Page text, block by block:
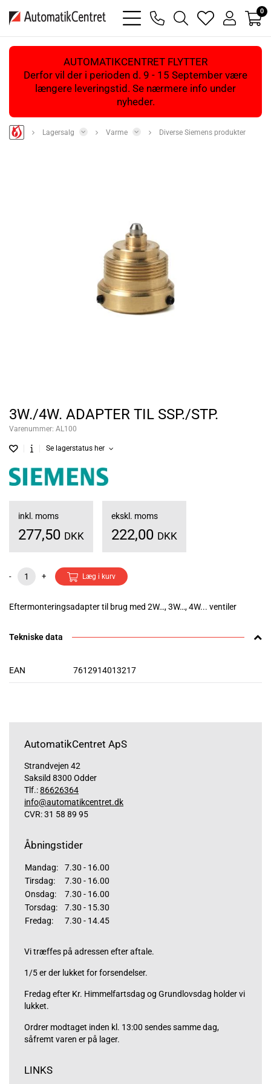
bars
light
phone
magnifying
glass
heart
light
user
light
0
AUTOMATIKCENTRET FLYTTER
Derfor vil der i perioden d. 9 - 15 September være
længere leveringstid. Se nærmere info under
nyheder.
Lagersalg Varme Diverse Siemens produkter
3W./4W. ADAPTER TIL SSP./STP.
Varenummer: AL100
Se lagerstatus her
inkl. moms
277,50 DKK
ekskl. moms
222,00 DKK
- + Læg i kurv
Eftermonteringsadapter til brug med 2W…, 3W…, 4W... ventiler
Tekniske data
EAN 7612914013217
AutomatikCentret ApS
Strandvejen 42
Saksild 8300 Odder
Tlf.:86626364
info@automatikcentret.dk
CVR: 31 58 89 95
Åbningstider
Mandag:
7.30 - 16.00
Tirsdag:
7.30 - 16.00
Onsdag:
7.30 - 16.00
Torsdag:
7.30 - 15.30
Fredag:
7.30 - 14.45
Vi træffes på adressen efter aftale.
1/5 er der lukket for forsendelser.
Fredag efter Kr. Himmelfartsdag og Grundlovsdag holder vi
lukket.
Ordrer modtaget inden kl. 13:00 sendes samme dag,
såfremt varen er på lager.
LINKS